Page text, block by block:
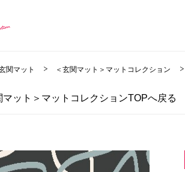
関マット ＜玄関マット＞マットコレクション
マット＞マットコレクションTOPへ戻る